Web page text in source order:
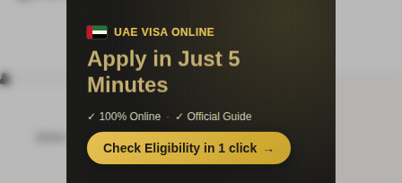
© 2026 Медицинский справочник